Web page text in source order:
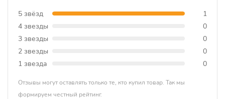
5 звёзд
1
4 звезды
0
3 звезды
0
2 звезды
0
1 звезда
0
Отзывы могут оставлять только те, кто купил товар. Так мы
формируем честный рейтинг.